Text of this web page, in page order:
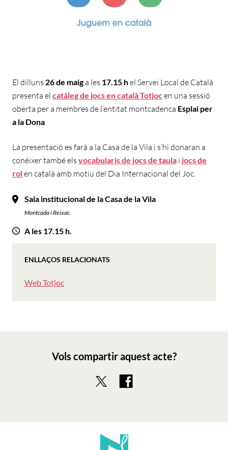
El dilluns 26 de maiga les 17.15 hel Servei Local de Català
presenta el catàleg de jocs en català Totjocen una sessió
oberta per a membres de l’entitat montcadenca Esplai per
a la Dona.
La presentació es farà a la Casa de la Vila i s’hi donaran a
conèixer també els vocabularis de jocs de taula i jocs de
rolen català amb motiu del Dia Internacional del Joc.
Sala institucional de la Casa de la Vila
Montcada i Reixac
A les 17.15 h.
ENLLAÇOS RELACIONATS
Web Totjoc
Vols compartir aquest acte?